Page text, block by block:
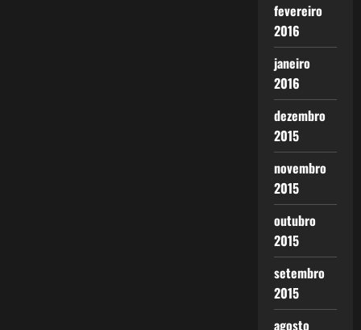
fevereiro
2016
janeiro
2016
dezembro
2015
novembro
2015
outubro
2015
setembro
2015
agosto